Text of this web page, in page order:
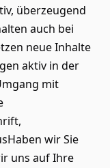
überzeugend
auch bei
neue Inhalte
aktiv in der
mit
wir Sie
uns auf Ihre